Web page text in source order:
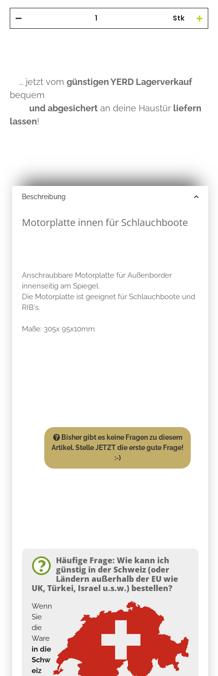
Stk
... jetzt vom günstigen YERD Lagerverkauf
bequem
und abgesichert an deine Haustür liefern
lassen!
Beschreibung
Motorplatte innen für Schlauchboote
Anschraubbare Motorplatte für Außenborder
innenseitig am Spiegel.
Die Motorplatte ist geeignet für Schlauchboote und
RIB´s.
Maße: 305x 95x10mm
Bisher gibt es keine Fragen zu diesem
Artikel. Stelle JETZT die erste gute Frage!
:-)
Häufige Frage: Wie kann ich
günstig in der Schweiz (oder
Ländern außerhalb der EU wie
UK, Türkei, Israel u.s.w.) bestellen?
Wenn
Sie
die
Ware
in die
Schw
eiz